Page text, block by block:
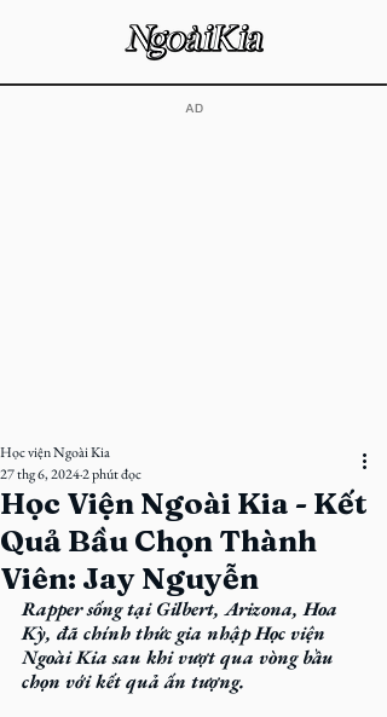
​AD
Học Viện Ngoài Kia - Kết
Quả Bầu Chọn Thành
Viên: Jay Nguyễn
Học viện Ngoài Kia
27 thg 6, 20242 phút đọc
Rapper sống tại Gilbert, Arizona, Hoa
Kỳ, đã chính thức gia nhập Học viện
Ngoài Kia sau khi vượt qua vòng bầu
chọn với kết quả ấn tượng.